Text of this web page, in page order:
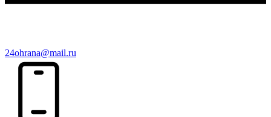
24ohrana@mail.ru